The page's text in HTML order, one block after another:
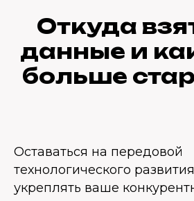
Откуда
данные и
больше
Оставаться на передовой
технологического
укреплять ваше